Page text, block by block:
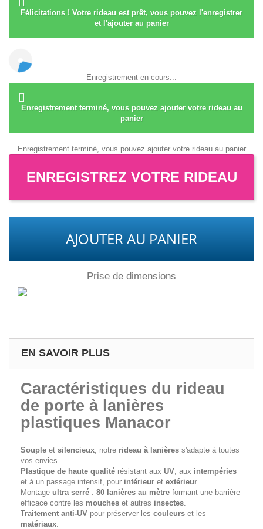
Félicitations ! Votre rideau est prêt, vous pouvez l'enregistrer
et l'ajouter au panier
Enregistrement en cours...
Enregistrement terminé, vous pouvez ajouter votre rideau au
panier
Enregistrement terminé, vous pouvez ajouter votre rideau au panier
ENREGISTREZ VOTRE RIDEAU
AJOUTER AU PANIER
Prise de dimensions
EN SAVOIR PLUS
Caractéristiques du rideau
de porte à lanières
plastiques Manacor
Souple et silencieux , notre rideau à lanières s'adapte à toutes
vos envies.
Plastique de haute qualité résistant aux UV , aux intempéries
et à un passage intensif, pour intérieur et extérieur
Montage ultra serré : 80 lanières au mètre formant une barrière
efficace contre les mouches et autres insectes
Traitement anti-UV pour préserver les couleurs et les
matériaux